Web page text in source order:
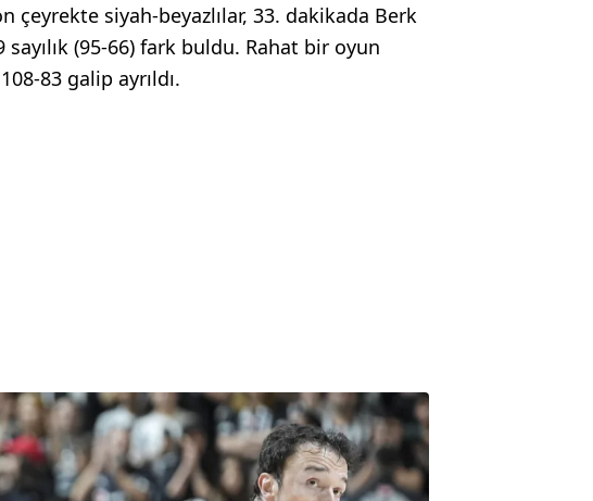
çeyrekte siyah-beyazlılar, 33. dakikada Berk
(95-66) fark buldu. Rahat bir oyun
83 galip ayrıldı.